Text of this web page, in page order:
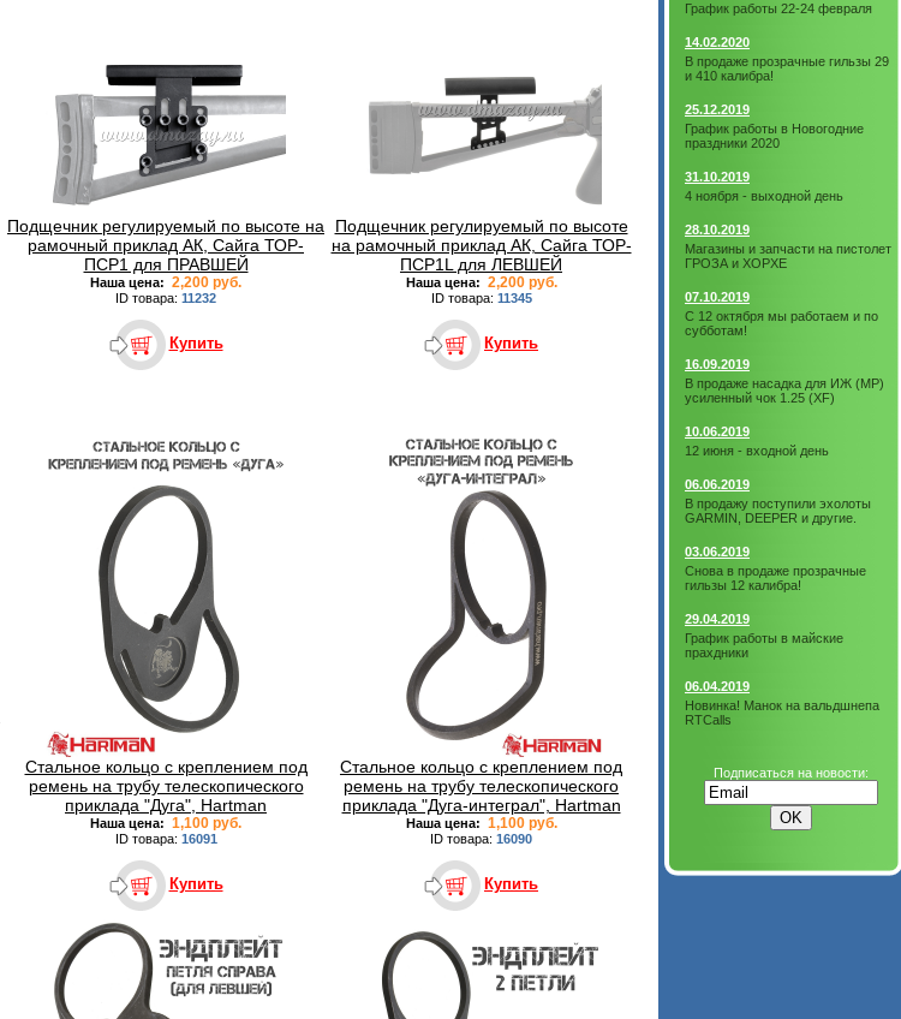
Подщечник регулируемый по высоте на
рамочный приклад АК, Сайга ТОР-
ПСР1 для ПРАВШЕЙ
Наша цена: 2,200 руб.
ID товара: 11232
Купить
Подщечник регулируемый по высоте
на рамочный приклад АК, Сайга ТОР-
ПСР1L для ЛЕВШЕЙ
Наша цена: 2,200 руб.
ID товара: 11345
Купить
Стальное кольцо с креплением под
ремень на трубу телескопического
приклада "Дуга", Hartman
Наша цена: 1,100 руб.
ID товара: 16091
Купить
Стальное кольцо с креплением под
ремень на трубу телескопического
приклада "Дуга-интеграл", Hartman
Наша цена: 1,100 руб.
ID товара: 16090
Купить
График работы 22-24 февраля
14.02.2020
В продаже прозрачные гильзы 29
и 410 калибра!
25.12.2019
График работы в Новогодние
праздники 2020
31.10.2019
4 ноября - выходной день
28.10.2019
Магазины и запчасти на пистолет
ГРОЗА и ХОРХЕ
07.10.2019
С 12 октября мы работаем и по
субботам!
16.09.2019
В продаже насадка для ИЖ (МР)
усиленный чок 1.25 (XF)
10.06.2019
12 июня - входной день
06.06.2019
В продажу поступили эхолоты
GARMIN, DEEPER и другие.
03.06.2019
Снова в продаже прозрачные
гильзы 12 калибра!
29.04.2019
График работы в майские
прахдники
06.04.2019
Новинка! Манок на вальдшнепа
RTCalls
Подписаться на новости: